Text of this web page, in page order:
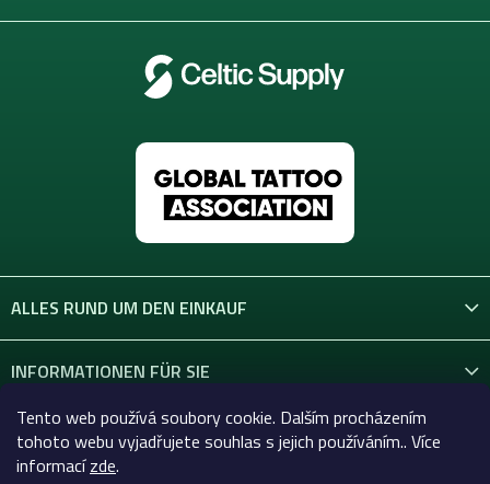
Tento web používá soubory cookie. Dalším procházením
tohoto webu vyjadřujete souhlas s jejich používáním.. Více
informacízde.
ALLES RUND UM DEN EINKAUF
INFORMATIONEN FÜR SIE
KONTAKT